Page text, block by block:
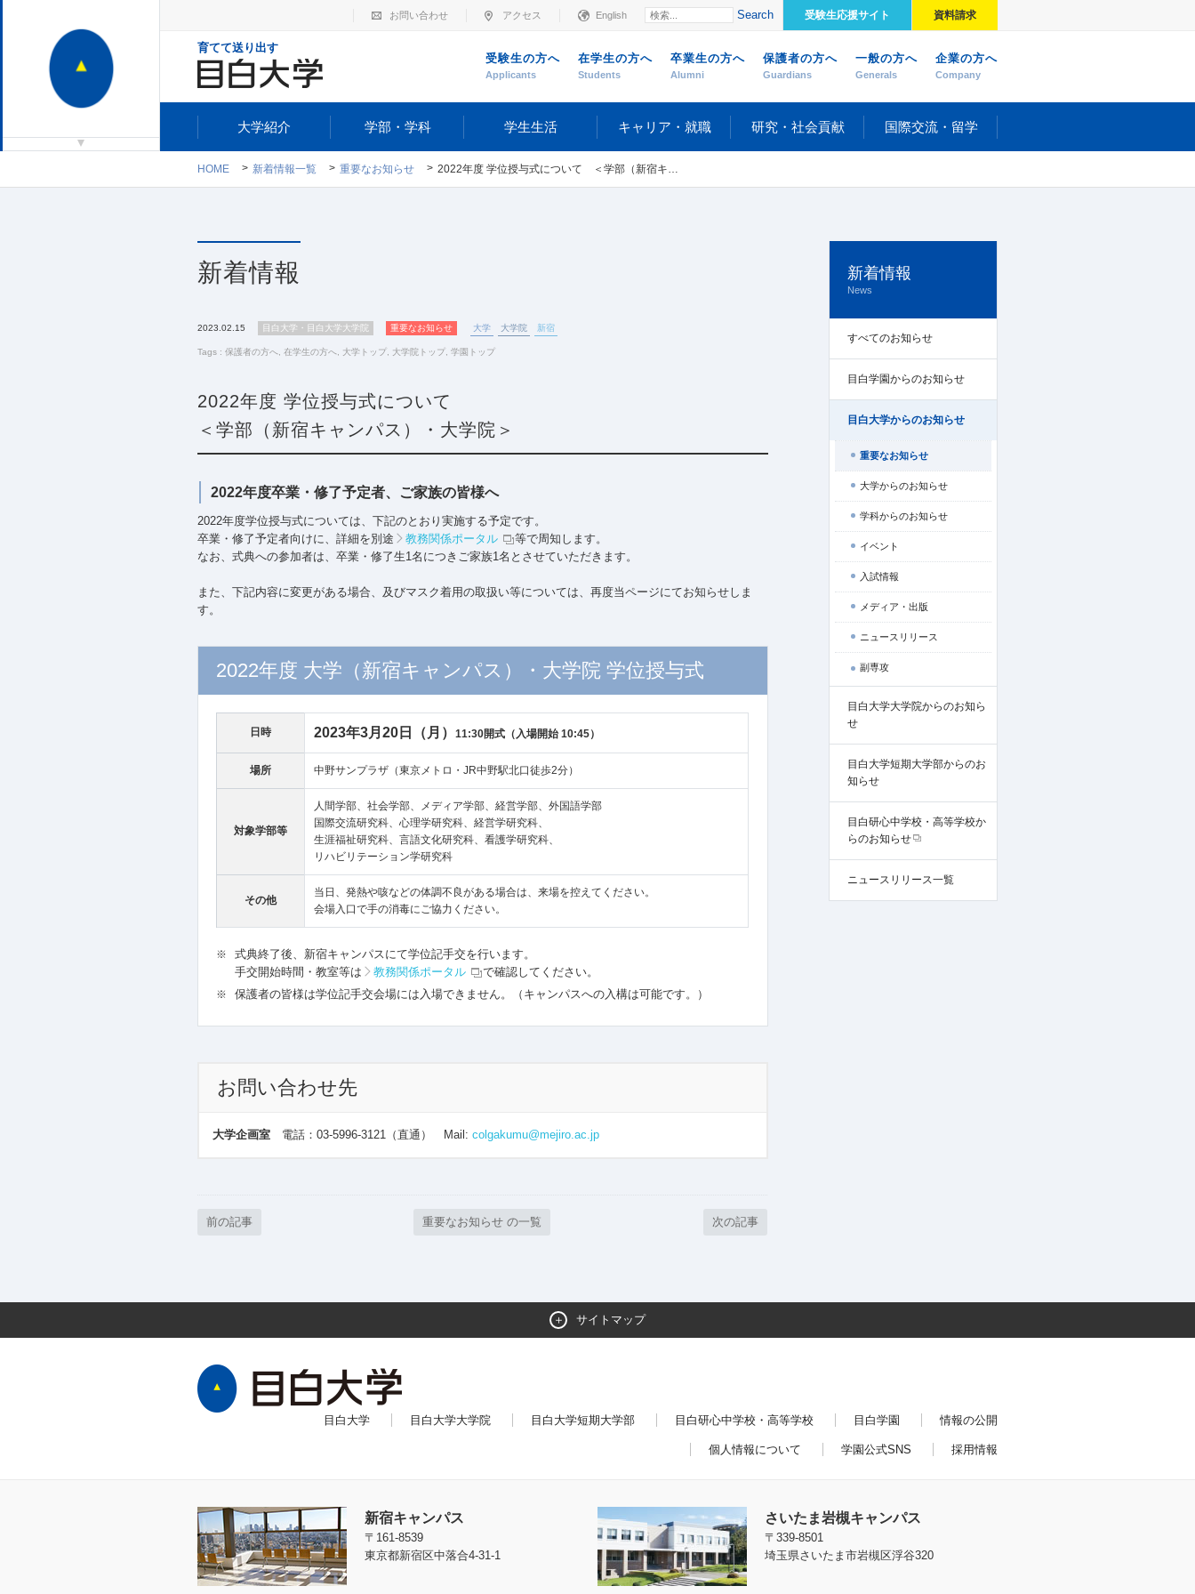
育てて送り出す
お問い合わせ アクセス English Search 受験生応援サイト 資料請求
受験生の方へ
Applicants
在学生の方へ
Students
卒業生の方へ
Alumni
保護者の方へ
Guardians
一般の方へ
Generals
企業の方へ
Company
大学紹介 学部・学科 学生生活 キャリア・就職 研究・社会貢献 国際交流・留学
HOME 新着情報一覧 重要なお知らせ 2022年度 学位授与式について ＜学部（新宿キャンパス）・大学院＞
新着情報
2023.02.15 目白大学・目白大学大学院 重要なお知らせ 大学 大学院 新宿
Tags : 保護者の方へ 在学生の方へ 大学トップ 大学院トップ 学園トップ
2022年度 学位授与式について
＜学部（新宿キャンパス）・大学院＞
2022年度卒業・修了予定者、ご家族の皆様へ
2022年度学位授与式については、下記のとおり実施する予定です。
卒業・修了予定者向けに、詳細を別途
教務関係ポータル
等で周知します。
なお、式典への参加者は、卒業・修了生1名につきご家族1名とさせていただきます。
また、下記内容に変更がある場合、及びマスク着用の取扱い等については、再度当ページにてお知らせしま
す。
2022年度 大学（新宿キャンパス）・大学院 学位授与式
日時 2023年3月20日（月） 11:30開式（入場開始 10:45）
場所 中野サンプラザ （東京メトロ・JR中野駅北口徒歩2分）
対象学部等
人間学部、社会学部、メディア学部、経営学部、外国語学部
国際交流研究科、心理学研究科、経営学研究科、
生涯福祉研究科、言語文化研究科、看護学研究科、
リハビリテーション学研究科
その他
当日、発熱や咳などの体調不良がある場合は、来場を控えてください。
会場入口で手の消毒にご協力ください。
式典終了後、新宿キャンパスにて学位記手交を行います。
手交開始時間・教室等は
教務関係ポータル
で確認してください。
保護者の皆様は学位記手交会場には入場できません。（キャンパスへの入構は可能です。）
お問い合わせ先
大学企画室 電話：03-5996-3121（直通） Mail: colgakumu@mejiro.ac.jp
前の記事 重要なお知らせ の一覧 次の記事
新着情報
News
すべてのお知らせ
目白学園からのお知らせ
目白大学からのお知らせ
重要なお知らせ
大学からのお知らせ
学科からのお知らせ
イベント
入試情報
メディア・出版
ニュースリリース
副専攻
目白大学大学院からのお知ら
せ
目白大学短期大学部からのお
知らせ
目白研心中学校・高等学校か
らのお知らせ
ニュースリリース一覧
サイトマップ
目白大学 目白大学大学院 目白大学短期大学部 目白研心中学校・高等学校 目白学園 情報の公開
個人情報について 学園公式SNS 採用情報
新宿キャンパス
〒161-8539
東京都新宿区中落合4-31-1
さいたま岩槻キャンパス
〒339-8501
埼玉県さいたま市岩槻区浮谷320